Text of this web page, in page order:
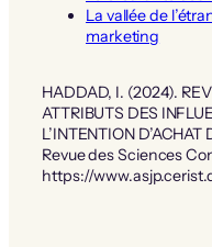
La vallée de
marketing
HADDAD, I. (2024).
ATTRIBUTS DES
L’INTENTION
Revue des Sciences
https://